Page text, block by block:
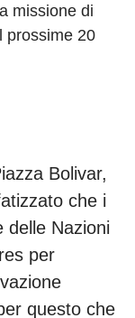
missione di
prossime 20
Bolivar,
che i
delle Nazioni
per
questo che